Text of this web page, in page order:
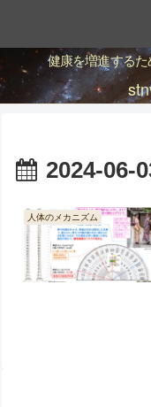
健康を増進するた
2024-06-
人体のメカニズム